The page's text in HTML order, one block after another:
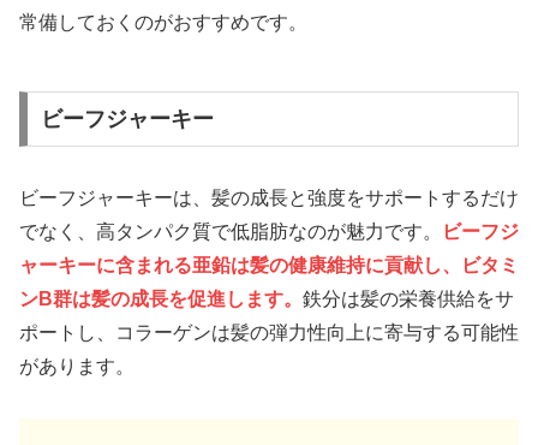
常備しておくのがおすすめです。
ビーフジャーキー
ビーフジャーキーは、髪の成長と強度をサポートするだけ
でなく、高タンパク質で低脂肪なのが魅力です。
ビーフジ
ャーキーに含まれる亜鉛は髪の健康維持に貢献し、ビタミ
ンB群は髪の成長を促進します。 鉄分は髪の栄養供給をサ
ポートし、コラーゲンは髪の弾力性向上に寄与する可能性
があります。